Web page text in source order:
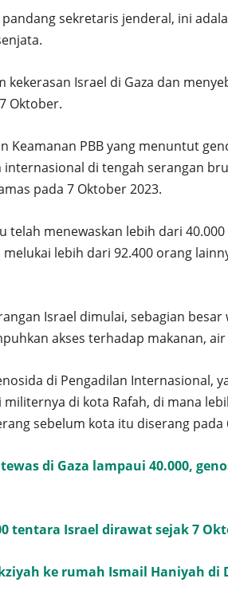
sekretaris jenderal, ini
kekerasan Israel di Gaza dan
Oktober.
Keamanan PBB yang menuntut
internasional di tengah serangan
pada 7 Oktober 2023.
telah menewaskan lebih dari
lebih dari 92.400 orang
Israel dimulai, sebagian besar
akses terhadap makanan,
di Pengadilan Internasional,
di kota Rafah, di mana
sebelum kota itu diserang pada
di Gaza lampaui 40.000,
tentara Israel dirawat sejak 7
ke rumah Ismail Haniyah di